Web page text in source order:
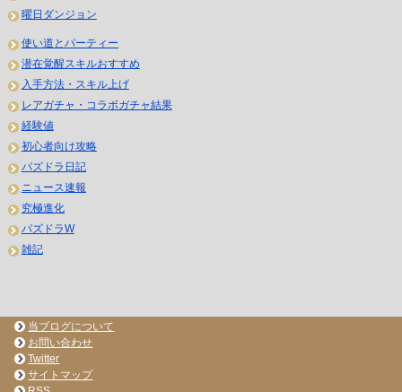
曜日ダンジョン
使い道とパーティー
潜在覚醒スキルおすすめ
入手方法・スキル上げ
レアガチャ・コラボガチャ結果
経験値
初心者向け攻略
パズドラ日記
ニュース速報
究極進化
パズドラW
雑記
当ブログについて
お問い合わせ
Twitter
サイトマップ